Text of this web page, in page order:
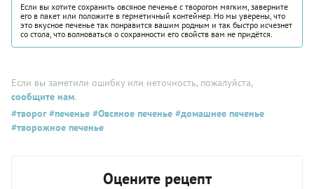
Если вы хотите сохранить овсяное печенье с творогом мягким, заверните
его в пакет или положите в герметичный контейнер. Но мы уверены, что
это вкусное печенье так понравится вашим родным и так быстро исчезнет
со стола, что волноваться о сохранности его свойств вам не придётся.
Если вы заметили ошибку или неточность, пожалуйста,
сообщите нам.
#творог#печенье #Овсяное печенье #домашнее печенье
#творожное печенье
Оцените рецепт